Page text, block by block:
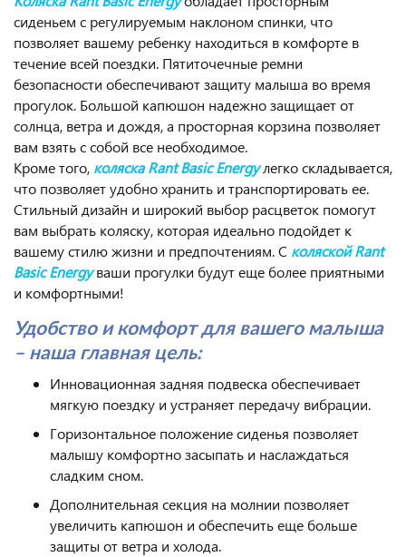
сиденьем с регулируемым наклоном спинки, что
позволяет вашему ребенку находиться в комфорте в
течение всей поездки. Пятиточечные ремни
безопасности обеспечивают защиту малыша во время
прогулок. Большой капюшон надежно защищает от
солнца, ветра и дождя, а просторная корзина позволяет
вам взять с собой все необходимое.
Кроме того, коляска Rant Basic Energyлегко складывается,
что позволяет удобно хранить и транспортировать ее.
Стильный дизайн и широкий выбор расцветок помогут
вам выбрать коляску, которая идеально подойдет к
вашему стилю жизни и предпочтениям. С коляской Rant
Basic Energyваши прогулки будут еще более приятными
и комфортными!
Удобство и комфорт для вашего малыша
– наша главная цель:
Инновационная задняя подвеска обеспечивает
мягкую поездку и устраняет передачу вибрации.
Горизонтальное положение сиденья позволяет
малышу комфортно засыпать и наслаждаться
сладким сном.
Дополнительная секция на молнии позволяет
увеличить капюшон и обеспечить еще больше
защиты от ветра и холода.